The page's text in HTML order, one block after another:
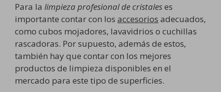
Para la limpieza profesional de cristaleses
importante contar con los accesorios adecuados,
como cubos mojadores, lavavidrios o cuchillas
rascadoras. Por supuesto, además de estos,
también hay que contar con los mejores
productos de limpieza disponibles en el
mercado para este tipo de superficies.